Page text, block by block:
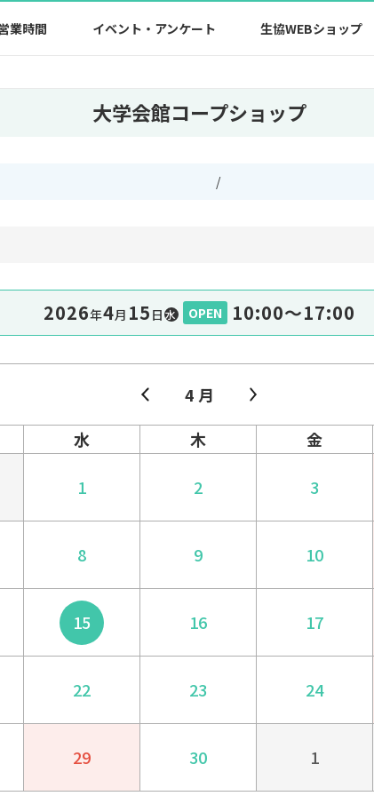
業時間 イベント・アンケート 生協WEBショップ
大学会館コープショップ
/
2026年4⽉ 15 ⽇ 水 OPEN 10:00〜17:00
4 月
水 木 金
1 2 3
8 9 10
15 16 17
22 23 24
29 30 1